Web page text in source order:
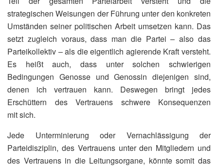
strategischen Weisungen der Führung unter den konkreten
Umständen seiner politischen Arbeit umsetzen kann. Das
setzt zugleich voraus, dass man die Partei – also das
Parteikollektiv – als die eigentlich agierende Kraft versteht.
Es heißt auch, dass unter solchen schwierigen
Bedingungen Genosse und Genossin diejenigen sind,
denen ich vertrauen kann. Deswegen bringt jedes
Erschüttern des Vertrauens schwere Konsequenzen
mit sich.
Jede Unterminierung oder Vernachlässigung der
Parteidisziplin, des Vertrauens unter den Mitgliedern und
des Vertrauens in die Leitungsorgane, könnte somit das